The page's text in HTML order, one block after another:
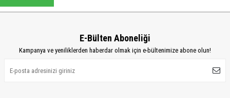
E-Bülten Aboneliği
Kampanya ve yeniliklerden haberdar olmak için e-bültenimize abone olun!